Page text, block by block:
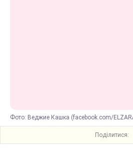
Фото: Веджие Кашка (facebook.com/
Поділитися: